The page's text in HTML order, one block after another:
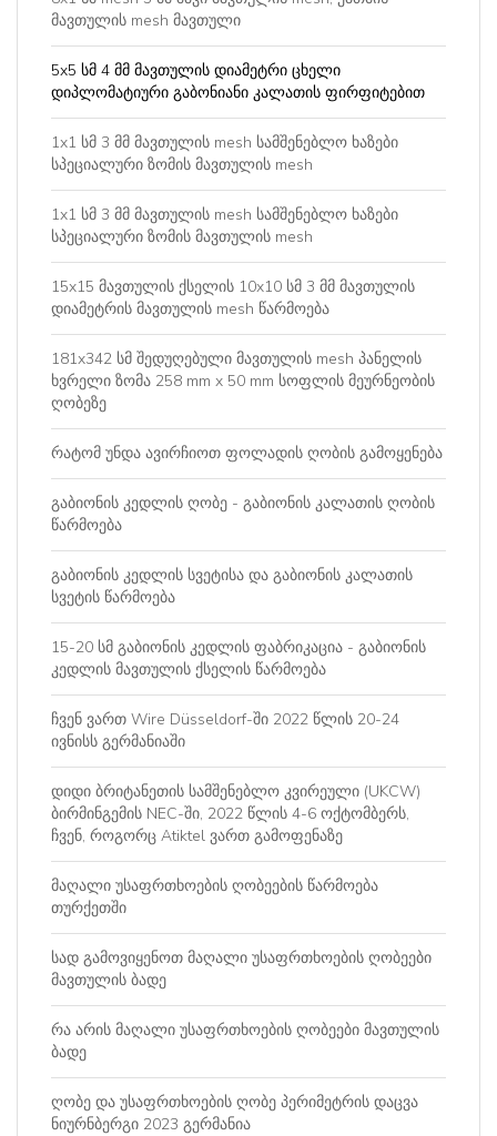
მავთულის mesh მავთული
5x5 სმ 4 მმ მავთულის დიამეტრი ცხელი
დიპლომატიური გაბონიანი კალათის ფირფიტებით
1x1 სმ 3 მმ მავთულის mesh სამშენებლო ხაზები
სპეციალური ზომის მავთულის mesh
1x1 სმ 3 მმ მავთულის mesh სამშენებლო ხაზები
სპეციალური ზომის მავთულის mesh
15x15 მავთულის ქსელის 10x10 სმ 3 მმ მავთულის
დიამეტრის მავთულის mesh წარმოება
181x342 სმ შედუღებული მავთულის mesh პანელის
ხვრელი ზომა 258 mm x 50 mm სოფლის მეურნეობის
ღობეზე
რატომ უნდა ავირჩიოთ ფოლადის ღობის გამოყენება
გაბიონის კედლის ღობე - გაბიონის კალათის ღობის
წარმოება
გაბიონის კედლის სვეტისა და გაბიონის კალათის
სვეტის წარმოება
15-20 სმ გაბიონის კედლის ფაბრიკაცია - გაბიონის
კედლის მავთულის ქსელის წარმოება
ჩვენ ვართ Wire Düsseldorf-ში 2022 წლის 20-24
ივნისს გერმანიაში
დიდი ბრიტანეთის სამშენებლო კვირეული (UKCW)
ბირმინგემის NEC-ში, 2022 წლის 4-6 ოქტომბერს,
ჩვენ, როგორც Atiktel ვართ გამოფენაზე
მაღალი უსაფრთხოების ღობეების წარმოება
თურქეთში
სად გამოვიყენოთ მაღალი უსაფრთხოების ღობეები
მავთულის ბადე
რა არის მაღალი უსაფრთხოების ღობეები მავთულის
ბადე
ღობე და უსაფრთხოების ღობე პერიმეტრის დაცვა
ნიურნბერგი 2023 გერმანია